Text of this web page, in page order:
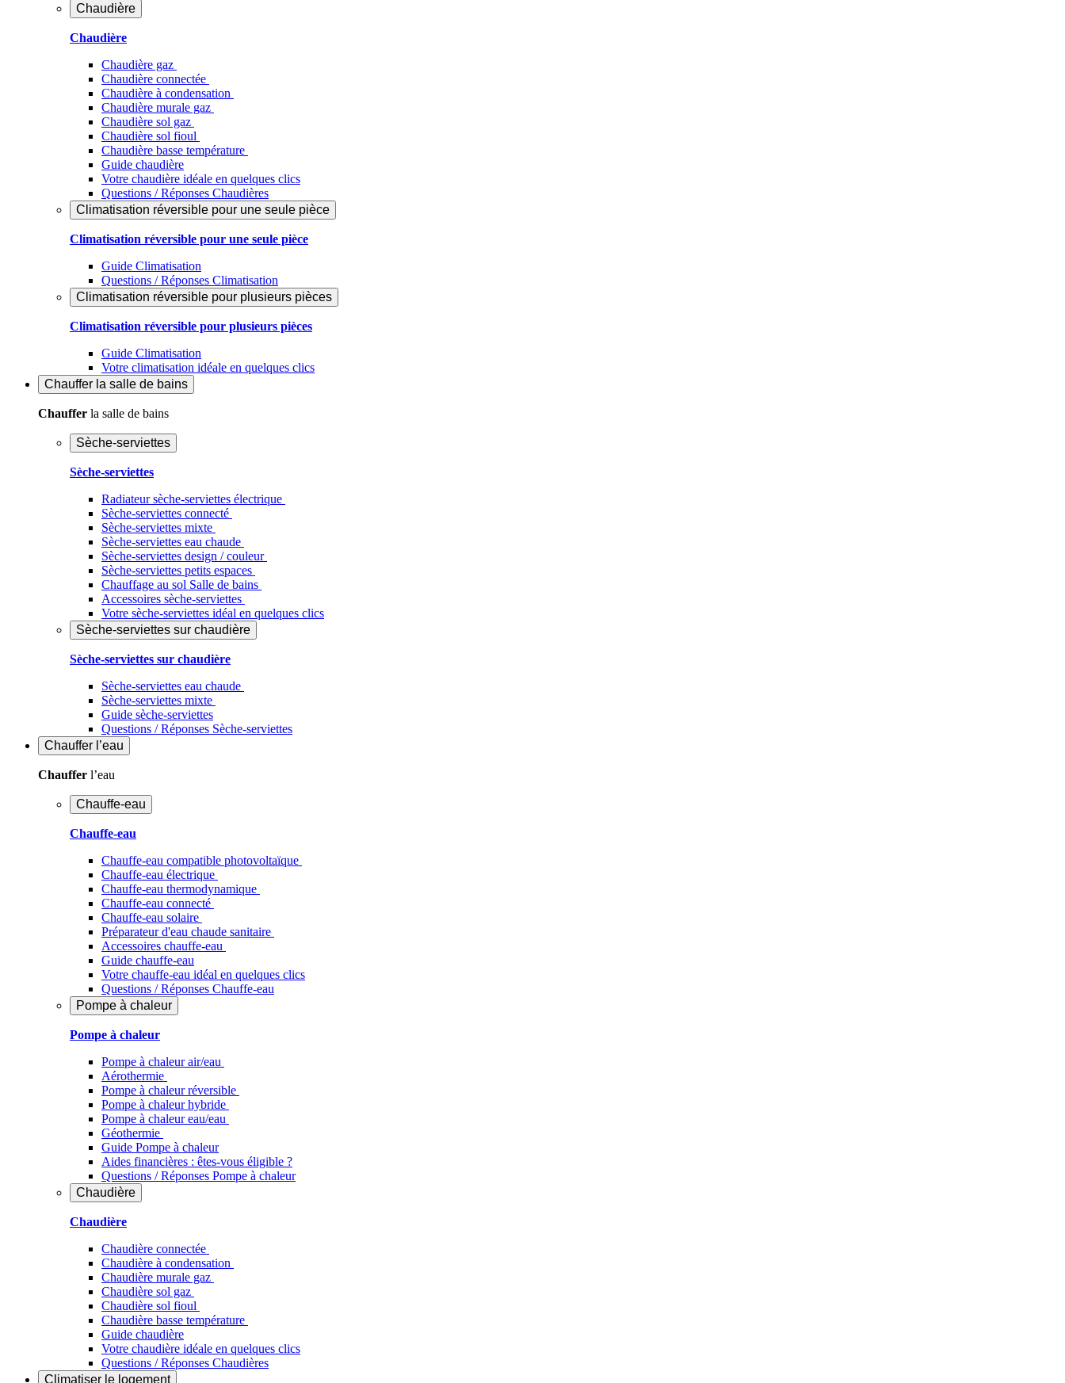
Chaudière
Chaudière
Chaudière gaz
Chaudière connectée
Chaudière à condensation
Chaudière murale gaz
Chaudière sol gaz
Chaudière sol fioul
Chaudière basse température
Guide chaudière
Votre chaudière idéale en quelques clics
Questions / Réponses Chaudières
Climatisation réversible pour une seule pièce
Climatisation réversible pour une seule pièce
Guide Climatisation
Questions / Réponses Climatisation
Climatisation réversible pour plusieurs pièces
Climatisation réversible pour plusieurs pièces
Guide Climatisation
Votre climatisation idéale en quelques clics
Chauffer la salle de bains
Chauffer la salle de bains
Sèche-serviettes
Sèche-serviettes
Radiateur sèche-serviettes électrique
Sèche-serviettes connecté
Sèche-serviettes mixte
Sèche-serviettes eau chaude
Sèche-serviettes design / couleur
Sèche-serviettes petits espaces
Chauffage au sol Salle de bains
Accessoires sèche-serviettes
Votre sèche-serviettes idéal en quelques clics
Sèche-serviettes sur chaudière
Sèche-serviettes sur chaudière
Sèche-serviettes eau chaude
Sèche-serviettes mixte
Guide sèche-serviettes
Questions / Réponses Sèche-serviettes
Chauffer l’eau
Chauffer l’eau
Chauffe-eau
Chauffe-eau
Chauffe-eau compatible photovoltaïque
Chauffe-eau électrique
Chauffe-eau thermodynamique
Chauffe-eau connecté
Chauffe-eau solaire
Préparateur d'eau chaude sanitaire
Accessoires chauffe-eau
Guide chauffe-eau
Votre chauffe-eau idéal en quelques clics
Questions / Réponses Chauffe-eau
Pompe à chaleur
Pompe à chaleur
Pompe à chaleur air/eau
Aérothermie
Pompe à chaleur réversible
Pompe à chaleur hybride
Pompe à chaleur​ eau/eau
Géothermie
Guide Pompe à chaleur
Aides financières : êtes-vous éligible ?
Questions / Réponses Pompe à chaleur
Chaudière
Chaudière
Chaudière connectée
Chaudière à condensation
Chaudière murale gaz
Chaudière sol gaz
Chaudière sol fioul
Chaudière basse température
Guide chaudière
Votre chaudière idéale en quelques clics
Questions / Réponses Chaudières
Climatiser le logement